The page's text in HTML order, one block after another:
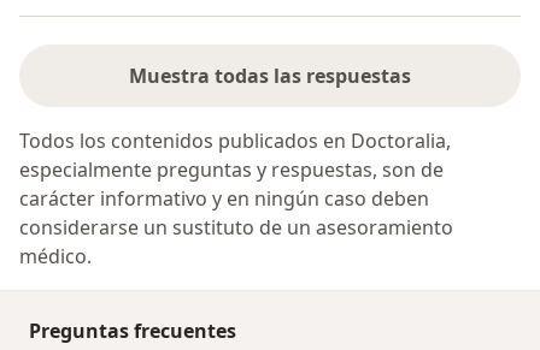
Muestra todas las respuestas
Todos los contenidos publicados en Doctoralia,
especialmente preguntas y respuestas, son de
carácter informativo y en ningún caso deben
considerarse un sustituto de un asesoramiento
médico.
Preguntas frecuentes